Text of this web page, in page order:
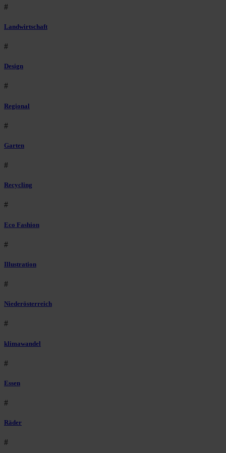
#
Landwirtschaft
#
Design
#
Regional
#
Garten
#
Recycling
#
Eco Fashion
#
Illustration
#
Niederösterreich
#
klimawandel
#
Essen
#
Räder
#